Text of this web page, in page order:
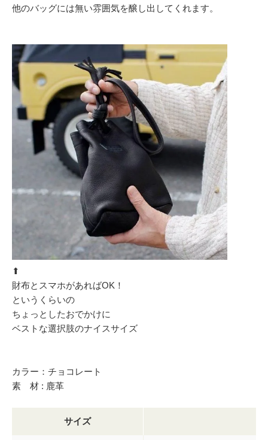
他のバッグには無い雰囲気を醸し出してくれます。
⬆︎
財布とスマホがあればOK！
というくらいの
ちょっとしたおでかけに
ベストな選択肢のナイスサイズ
カラー：チョコレート
素 材 : 鹿革
サイズ